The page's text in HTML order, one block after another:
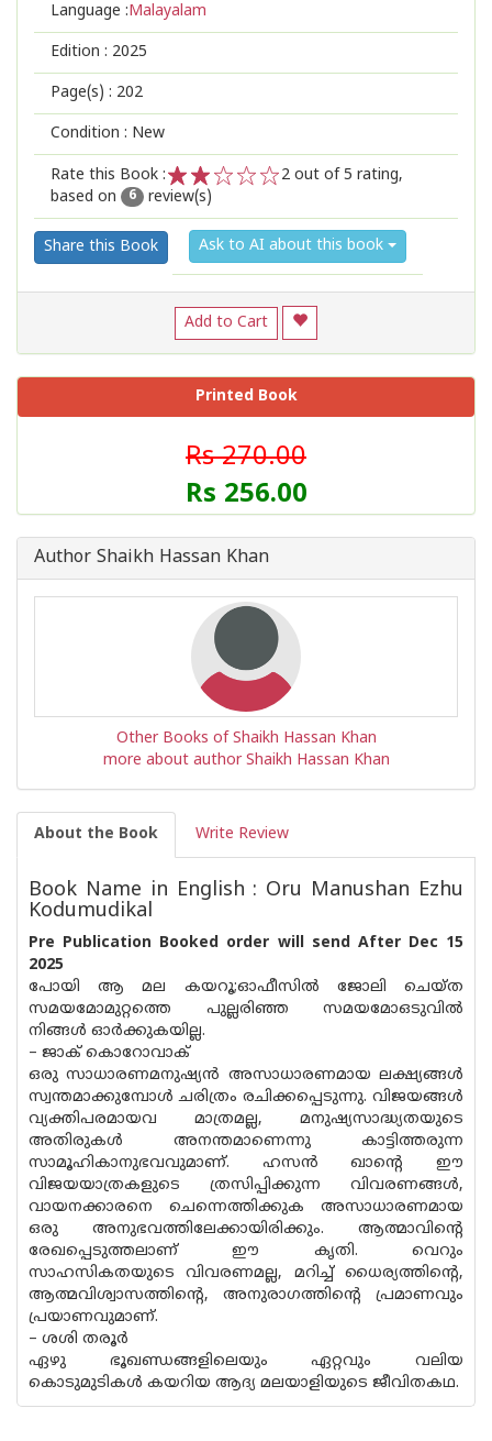
Language :Malayalam
Edition : 2025
Page(s) : 202
Condition : New
Rate this Book :
2
1
2 out of 5 rating,
based on
6 review(s)
Share this Book Ask to AI about this book
Add to Cart
Printed Book
Rs 270.00
Rs 256.00
Author Shaikh Hassan Khan
Other Books of Shaikh Hassan Khan
more about author Shaikh Hassan Khan
About the Book Write Review
Book Name in English : Oru Manushan Ezhu
Kodumudikal
Pre Publication Booked order will send After Dec 15
2025
പോയി ആ മല കയറൂ;ഓഫീസില്‍ ജോലി ചെയ്ത
സമയമോമുറ്റത്തെ പുല്ലരിഞ്ഞ സമയമോഒടുവില്‍
നിങ്ങള്‍ ഓര്‍ക്കുകയില്ല.
– ജാക് കൊറോവാക്
ഒരു സാധാരണമനുഷ്യന്‍ അസാധാരണമായ ലക്ഷ്യങ്ങള്‍
സ്വന്തമാക്കുമ്പോള്‍ ചരിത്രം രചിക്കപ്പെടുന്നു. വിജയങ്ങള്‍
വ്യക്തിപരമായവ മാത്രമല്ല, മനുഷ്യസാദ്ധ്യതയുടെ
അതിരുകള്‍ അനന്തമാണെന്നു കാട്ടിത്തരുന്ന
സാമൂഹികാനുഭവവുമാണ്. ഹസന്‍ ഖാന്റെ ഈ
വിജയയാത്രകളുടെ ത്രസിപ്പിക്കുന്ന വിവരണങ്ങള്‍,
വായനക്കാരനെ ചെന്നെത്തിക്കുക അസാധാരണമായ
ഒരു അനുഭവത്തിലേക്കായിരിക്കും. ആത്മാവിന്റെ
രേഖപ്പെടുത്തലാണ് ഈ കൃതി. വെറും
സാഹസികതയുടെ വിവരണമല്ല, മറിച്ച് ധൈര്യത്തിന്റെ,
ആത്മവിശ്വാസത്തിന്റെ, അനുരാഗത്തിന്റെ പ്രമാണവും
പ്രയാണവുമാണ്.
– ശശി തരൂര്‍
ഏഴു ഭൂഖണ്ഡങ്ങളിലെയും ഏറ്റവും വലിയ
കൊടുമുടികള്‍ കയറിയ ആദ്യ മലയാളിയുടെ ജീവിതകഥ.